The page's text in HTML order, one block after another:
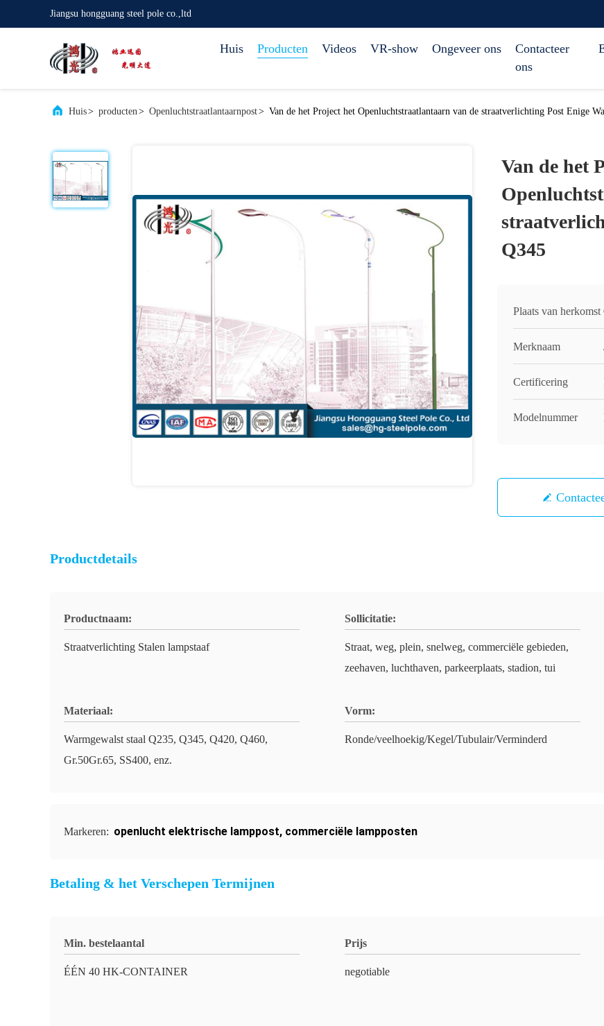
Jiangsu hongguang steel pole co.,ltd
Huis Producten Videos VR-show Ongeveer ons
Contacteer
ons
Huis> producten> Openluchtstraatlantaarnpost> Van de het Project het Openluchtstraatlantaarn van de straatverlichting Post Enige
Van de het
Q345
Plaats van herkomst
Merknaam
Certificering
Modelnummer
Productdetails
Productnaam:
Straatverlichting Stalen lampstaaf
Sollicitatie:
Straat, weg, plein, snelweg, commerciële gebieden,
zeehaven, luchthaven, parkeerplaats, stadion, tui
Materiaal:
Warmgewalst staal Q235, Q345, Q420, Q460,
Gr.50Gr.65, SS400, enz.
Vorm:
Ronde/veelhoekig/Kegel/Tubulair/Verminderd
Markeren: openlucht elektrische lamppost, commerciële lampposten
Betaling & het Verschepen Termijnen
Min. bestelaantal
ÉÉN 40 HK-CONTAINER
Prijs
negotiable